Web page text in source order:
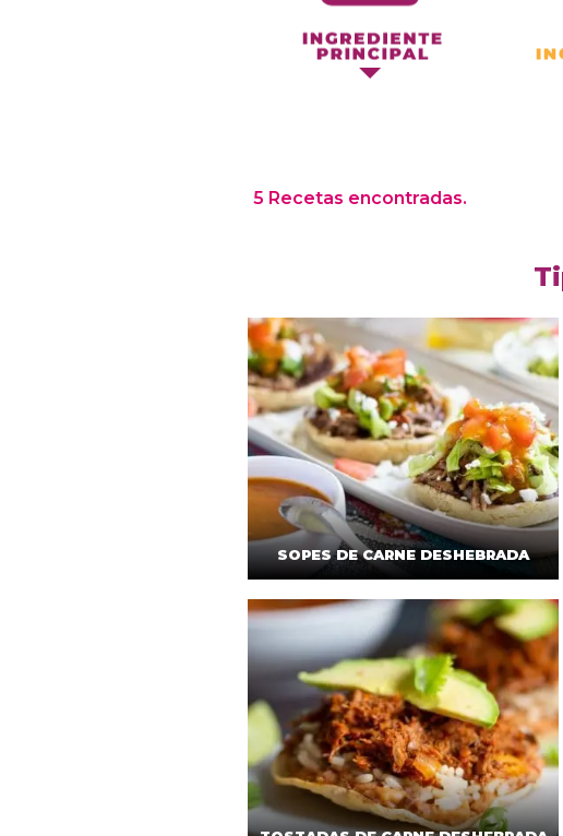
5 Recetas encontradas.
SOPES DE CARNE DESHEBRADA